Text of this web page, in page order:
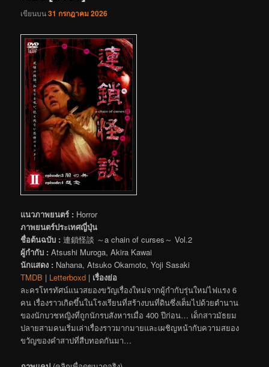
เขียนบน31 กรกฎาคม 2026
แนวภาพยนตร์ : Horror
ภาพยนตร์ประเทศญี่ปุ่น
ชื่อต้นฉบับ : 連鎖怪談 ～a chain of curses～ Vol.2
ผู้กำกับ : Atsushi Muroga, Akira Kawai
นักแสดง : Nahana, Atsuko Okamoto, Yoji Sasaki
TMDB | Letterboxd | เรื่องย่อ
ละครโทรทัศน์แนวสยองขวัญเรื่องใหม่จากผู้กำกับรุ่นใหม่ไฟแรง 6
คน เรื่องราวเกิดขึ้นในโรงเรียนที่สร้างบนที่ดินซึ่งเต็มไปด้วยตำนาน
ของนักบวชหญิงที่ถูกนักรบสังหารเมื่อ 400 ปีก่อน… เด็กสาวมัธยม
ปลายสามคนเริ่มเล่าเรื่องราวมากมายและเผชิญหน้ากับความสยอง
ขวัญของคำสาปที่สืบทอดกันมา…